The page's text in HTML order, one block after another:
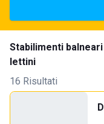
Stabilimenti
lettini
16 Risultati